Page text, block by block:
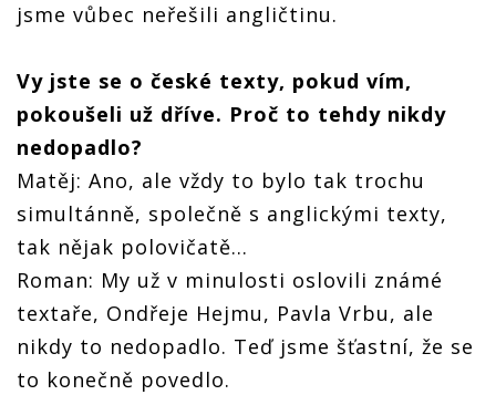
jsme vůbec neřešili angličtinu.
Vy jste se o české texty, pokud vím,
pokoušeli už dříve. Proč to tehdy nikdy
nedopadlo?
Matěj: Ano, ale vždy to bylo tak trochu
simultánně, společně s anglickými texty,
tak nějak polovičatě...
Roman: My už v minulosti oslovili známé
textaře, Ondřeje Hejmu, Pavla Vrbu, ale
nikdy to nedopadlo. Teď jsme šťastní, že se
to konečně povedlo.